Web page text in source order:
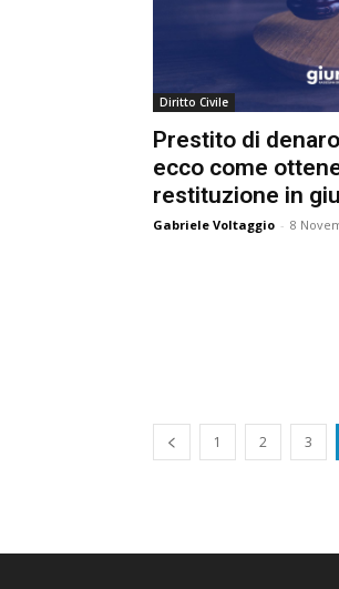
Diritto Civile
Prestito di denaro
ecco come
restituzione in
Gabriele Voltaggio - 8